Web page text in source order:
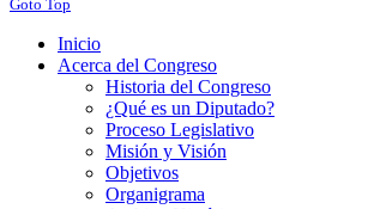
Goto Top
Inicio
Acerca del Congreso
Historia del Congreso
¿Qué es un Diputado?
Proceso Legislativo
Misión y Visión
Objetivos
Organigrama